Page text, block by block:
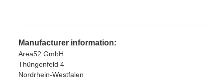
Manufacturer information:
Area52 GmbH
Thüngenfeld 4
Nordrhein-Westfalen